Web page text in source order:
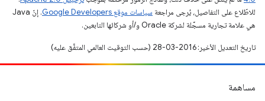
للاطّلاع على التفاصيل، يُرجى مراجعة سياسات موقع Google Developers‏
. إنّ Java
هي علامة تجارية مسجَّلة لشركة Oracle و/أو شركائها التابعين.
تاريخ التعديل الأخير: 2016-03-28 (حسب التوقيت العالمي المتفَّق عليه)
مساهمة